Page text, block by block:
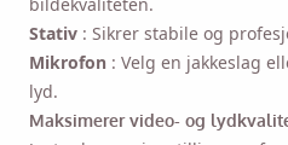
Stativ : Sikrer stabile og
Mikrofon : Velg en jakkeslag
lyd.
Maksimerer video- og
Ved å merke av for dette
personvernerklæring.